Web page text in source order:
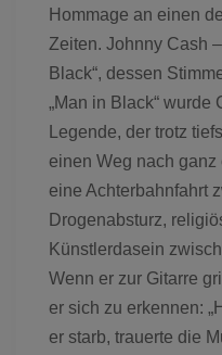
Hommage an einen
Zeiten. Johnny Cash
Black“, dessen
„Man in Black“ wurde
Legende, der trotz
einen Weg nach
eine Achterbahnfahrt
Drogenabsturz,
Künstlerdasein
Wenn er zur Gitarre
er sich zu erkennen:
er starb, trauerte die